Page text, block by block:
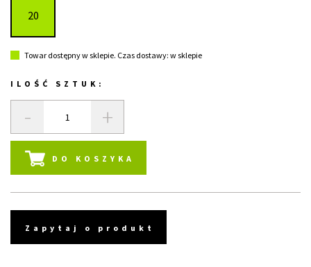
20
Towar dostępny w sklepie. Czas dostawy: w sklepie
ILOŚĆ SZTUK:
- +
DO KOSZYKA
Zapytaj o produkt